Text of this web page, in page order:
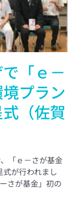
「ｅ－
プラン
（佐賀
「ｅ－さが基金
式が行われまし
さが基金」初の